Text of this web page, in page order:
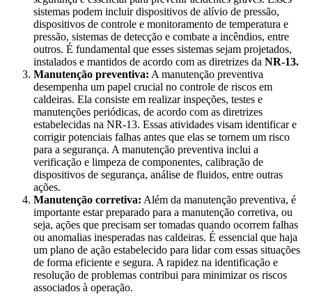
sistemas podem incluir dispositivos de alívio de pressão,
dispositivos de controle e monitoramento de temperatura e
pressão, sistemas de detecção e combate a incêndios, entre
outros. É fundamental que esses sistemas sejam projetados,
instalados e mantidos de acordo com as diretrizes da NR-13.
Manutenção preventiva: A manutenção preventiva
desempenha um papel crucial no controle de riscos em
caldeiras. Ela consiste em realizar inspeções, testes e
manutenções periódicas, de acordo com as diretrizes
estabelecidas na NR-13. Essas atividades visam identificar e
corrigir potenciais falhas antes que elas se tornem um risco
para a segurança. A manutenção preventiva inclui a
verificação e limpeza de componentes, calibração de
dispositivos de segurança, análise de fluidos, entre outras
ações.
Manutenção corretiva: Além da manutenção preventiva, é
importante estar preparado para a manutenção corretiva, ou
seja, ações que precisam ser tomadas quando ocorrem falhas
ou anomalias inesperadas nas caldeiras. É essencial que haja
um plano de ação estabelecido para lidar com essas situações
de forma eficiente e segura. A rapidez na identificação e
resolução de problemas contribui para minimizar os riscos
associados à operação.